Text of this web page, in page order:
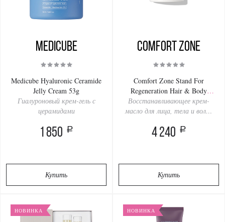
Medicube
Medicube Hyaluronic Ceramide
Jelly Cream 53g
Гиалуроновый крем-гель с
церамидами
1 850 a
Купить
Comfort Zone
Comfort Zone Stand For
Regeneration Hair & Body
Butter Calendula Extract 100ml
Восстанавливающее крем-
масло для лица, тела и волос
4 240 a
Купить
НОВИНКА НОВИНКА